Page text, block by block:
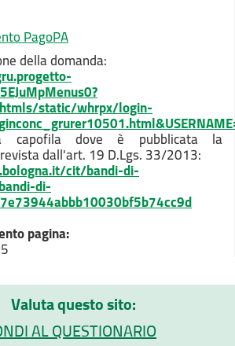
PagoPA
della domanda:
static/whrpx/login-
capofila dove è pubblicata la
dall'art. 19 D.Lgs. 33/2013:
cit/bandi-di-
di-
pagina:
Valuta questo sito:
AL QUESTIONARIO